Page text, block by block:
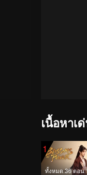
เนื้อหาเ
1
ทั้งหมด 36 ตอน